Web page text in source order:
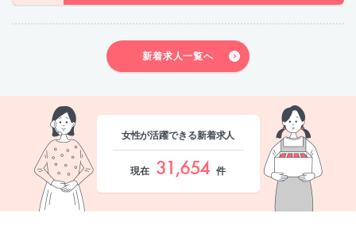
新着求人一覧へ
女性が活躍できる新着求人
現在 31,654 件